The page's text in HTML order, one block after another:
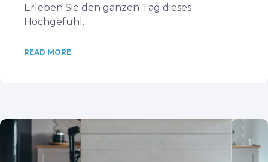
Erleben Sie den ganzen Tag dieses
Hochgefühl.
READ MORE